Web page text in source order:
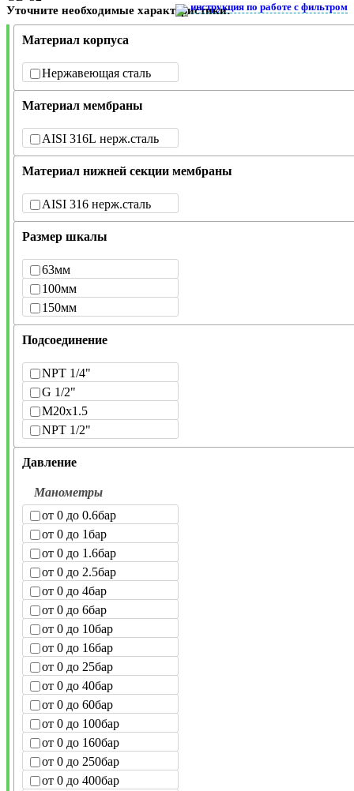
Уточните необходимые характеристики:инструкция по работе с фильтром
Материал корпуса
Нержавеющая сталь
Материал мембраны
AISI 316L нерж.сталь
Материал нижней секции мембраны
AISI 316 нерж.сталь
Размер шкалы
63мм
100мм
150мм
Подсоединение
NPT 1/4"
G 1/2"
M20x1.5
NPT 1/2"
Давление
Манометры
от 0 до 0.6бар
от 0 до 1бар
от 0 до 1.6бар
от 0 до 2.5бар
от 0 до 4бар
от 0 до 6бар
от 0 до 10бар
от 0 до 16бар
от 0 до 25бар
от 0 до 40бар
от 0 до 60бар
от 0 до 100бар
от 0 до 160бар
от 0 до 250бар
от 0 до 400бар